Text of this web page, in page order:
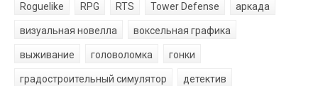
Roguelike RPG RTS Tower Defense аркада
визуальная новелла воксельная графика
выживание головоломка гонки
градостроительный симулятор детектив